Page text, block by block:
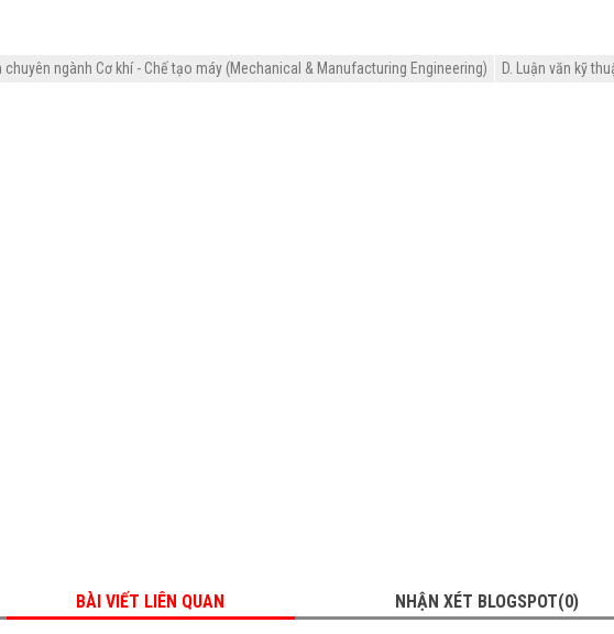
chuyên ngành Cơ khí - Chế tạo máy (Mechanical & Manufacturing Engineering) D. Luận văn kỹ
BÀI VIẾT LIÊN QUAN NHẬN XÉT BLOGSPOT(0)